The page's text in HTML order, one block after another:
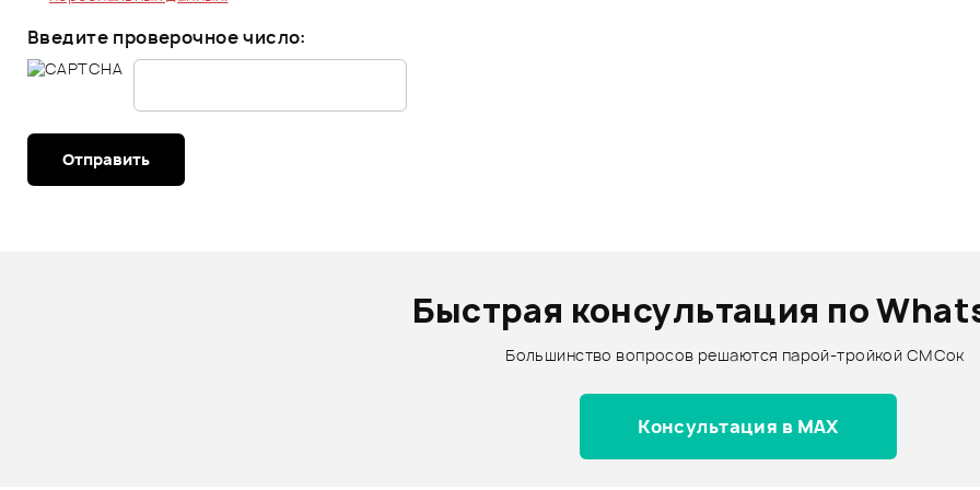
Введите проверочное число:
Отправить
Быстрая консультация по
Большинство вопросов решаются парой-тройкой СМСок
Консультация в MAX